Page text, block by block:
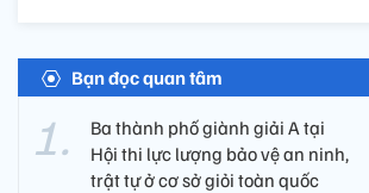
Bạn đọc quan tâm
Ba thành phố giành giải A tại
Hội thi lực lượng bảo vệ an ninh,
trật tự ở cơ sở giỏi toàn quốc